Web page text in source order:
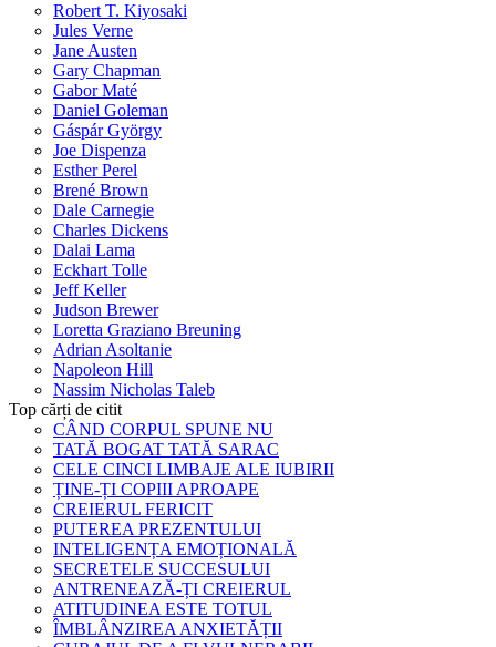
Robert T. Kiyosaki
Jules Verne
Jane Austen
Gary Chapman
Gabor Maté
Daniel Goleman
Gáspár György
Joe Dispenza
Esther Perel
Brené Brown
Dale Carnegie
Charles Dickens
Dalai Lama
Eckhart Tolle
Jeff Keller
Judson Brewer
Loretta Graziano Breuning
Adrian Asoltanie
Napoleon Hill
Nassim Nicholas Taleb
Top cărți de citit
CÂND CORPUL SPUNE NU
TATĂ BOGAT TATĂ SARAC
CELE CINCI LIMBAJE ALE IUBIRII
ȚINE-ȚI COPIII APROAPE
CREIERUL FERICIT
PUTEREA PREZENTULUI
INTELIGENȚA EMOȚIONALĂ
SECRETELE SUCCESULUI
ANTRENEAZĂ-ȚI CREIERUL
ATITUDINEA ESTE TOTUL
ÎMBLÂNZIREA ANXIETĂȚII